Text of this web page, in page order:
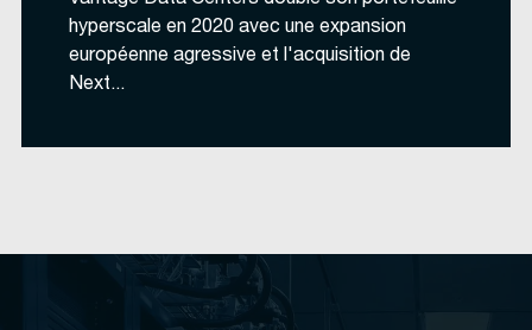
hyperscale en 2020 avec une expansion
européenne agressive et l'acquisition de
Next...